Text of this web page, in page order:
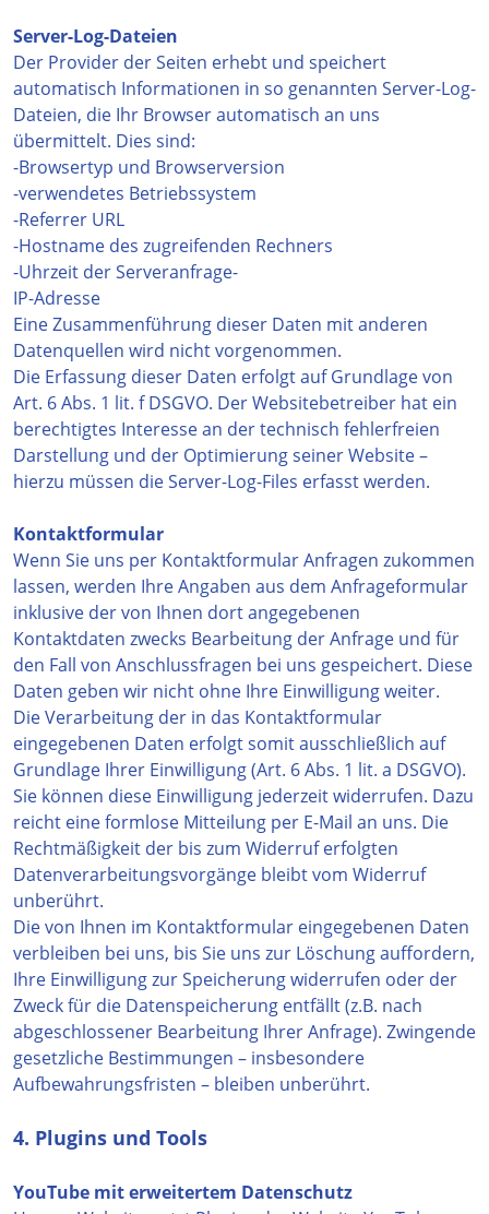
Server-Log-Dateien
Der Provider der Seiten erhebt und speichert
automatisch Informationen in so genannten Server-Log-
Dateien, die Ihr Browser automatisch an uns
übermittelt. Dies sind:
-Browsertyp und Browserversion
-verwendetes Betriebssystem
-Referrer URL
-Hostname des zugreifenden Rechners
-Uhrzeit der Serveranfrage-
IP-Adresse
Eine Zusammenführung dieser Daten mit anderen
Datenquellen wird nicht vorgenommen.
Die Erfassung dieser Daten erfolgt auf Grundlage von
Art. 6 Abs. 1 lit. f DSGVO. Der Websitebetreiber hat ein
berechtigtes Interesse an der technisch fehlerfreien
Darstellung und der Optimierung seiner Website –
hierzu müssen die Server-Log-Files erfasst werden.
Kontaktformular
Wenn Sie uns per Kontaktformular Anfragen zukommen
lassen, werden Ihre Angaben aus dem Anfrageformular
inklusive der von Ihnen dort angegebenen
Kontaktdaten zwecks Bearbeitung der Anfrage und für
den Fall von Anschlussfragen bei uns gespeichert. Diese
Daten geben wir nicht ohne Ihre Einwilligung weiter.
Die Verarbeitung der in das Kontaktformular
eingegebenen Daten erfolgt somit ausschließlich auf
Grundlage Ihrer Einwilligung (Art. 6 Abs. 1 lit. a DSGVO).
Sie können diese Einwilligung jederzeit widerrufen. Dazu
reicht eine formlose Mitteilung per E-Mail an uns. Die
Rechtmäßigkeit der bis zum Widerruf erfolgten
Datenverarbeitungsvorgänge bleibt vom Widerruf
unberührt.
Die von Ihnen im Kontaktformular eingegebenen Daten
verbleiben bei uns, bis Sie uns zur Löschung auffordern,
Ihre Einwilligung zur Speicherung widerrufen oder der
Zweck für die Datenspeicherung entfällt (z.B. nach
abgeschlossener Bearbeitung Ihrer Anfrage). Zwingende
gesetzliche Bestimmungen – insbesondere
Aufbewahrungsfristen – bleiben unberührt.
4. Plugins und Tools
YouTube mit erweitertem Datenschutz